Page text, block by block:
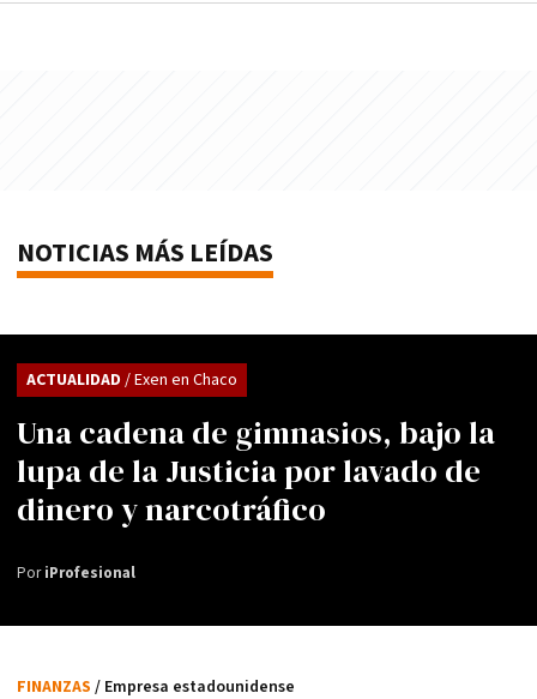
NOTICIAS MÁS LEÍDAS
Una cadena de gimnasios, bajo la
lupa de la Justicia por lavado de
dinero y narcotráfico
ACTUALIDAD / Exen en Chaco
PoriProfesional
FINANZAS / Empresa estadounidense